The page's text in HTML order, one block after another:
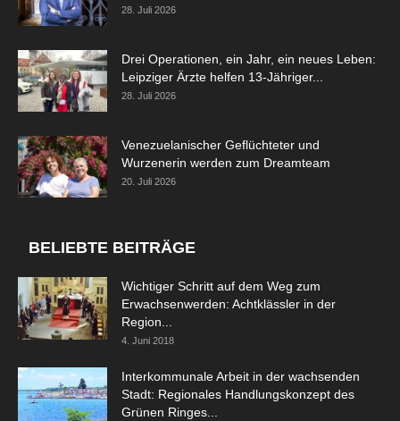
28. Juli 2026
Drei Operationen, ein Jahr, ein neues Leben:
Leipziger Ärzte helfen 13-Jähriger...
28. Juli 2026
Venezuelanischer Geflüchteter und
Wurzenerin werden zum Dreamteam
20. Juli 2026
BELIEBTE BEITRÄGE
Wichtiger Schritt auf dem Weg zum
Erwachsenwerden: Achtklässler in der
Region...
4. Juni 2018
Interkommunale Arbeit in der wachsenden
Stadt: Regionales Handlungskonzept des
Grünen Ringes...